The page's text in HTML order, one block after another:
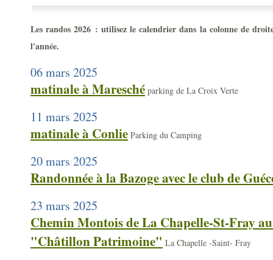
Les randos 2026 : utilisez le calendrier dans la colonne de
l'année.
06 mars 2025
matinale à Maresché parking de La Croix Verte
11 mars 2025
matinale à Conlie Parking du Camping
20 mars 2025
Randonnée à la Bazoge avec le club de
23 mars 2025
Chemin Montois de La Chapelle-St-Fray
"Châtillon Patrimoine" La Chapelle -Saint- Fray